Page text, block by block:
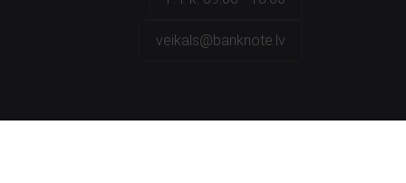
veikals@banknote.lv